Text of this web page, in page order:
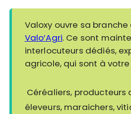
Valoxy ouvre sa
Valo’Agri. Ce sont
interlocuteurs dédiés,
agricole, qui sont à
Céréaliers, producteurs
éleveurs, maraichers,